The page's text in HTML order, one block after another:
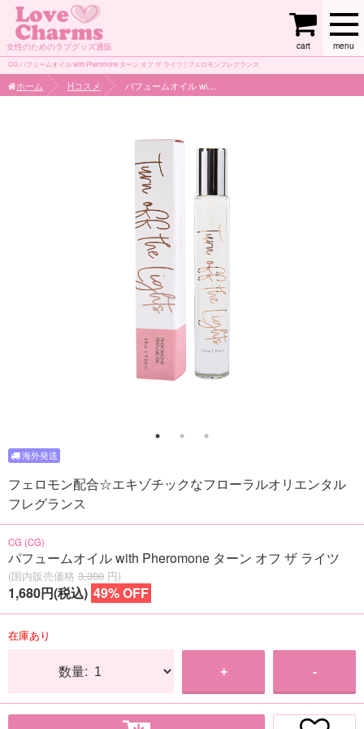
女性のためのラブグッズ通販 menu
cart
CG パフュームオイル with Pheromone ターン オフ ザ ライツ | フェロモンフレグランス
ホーム Hコスメ
フェロモン配合☆エキゾチックなフローラルオリエンタル
フレグランス
CG (CG)
パフュームオイル with Pheromone ターン オフ ザ ライツ
(国内販売価格 3,300 円)
1,680円(税込) 49% OFF
在庫あり
数量: + -